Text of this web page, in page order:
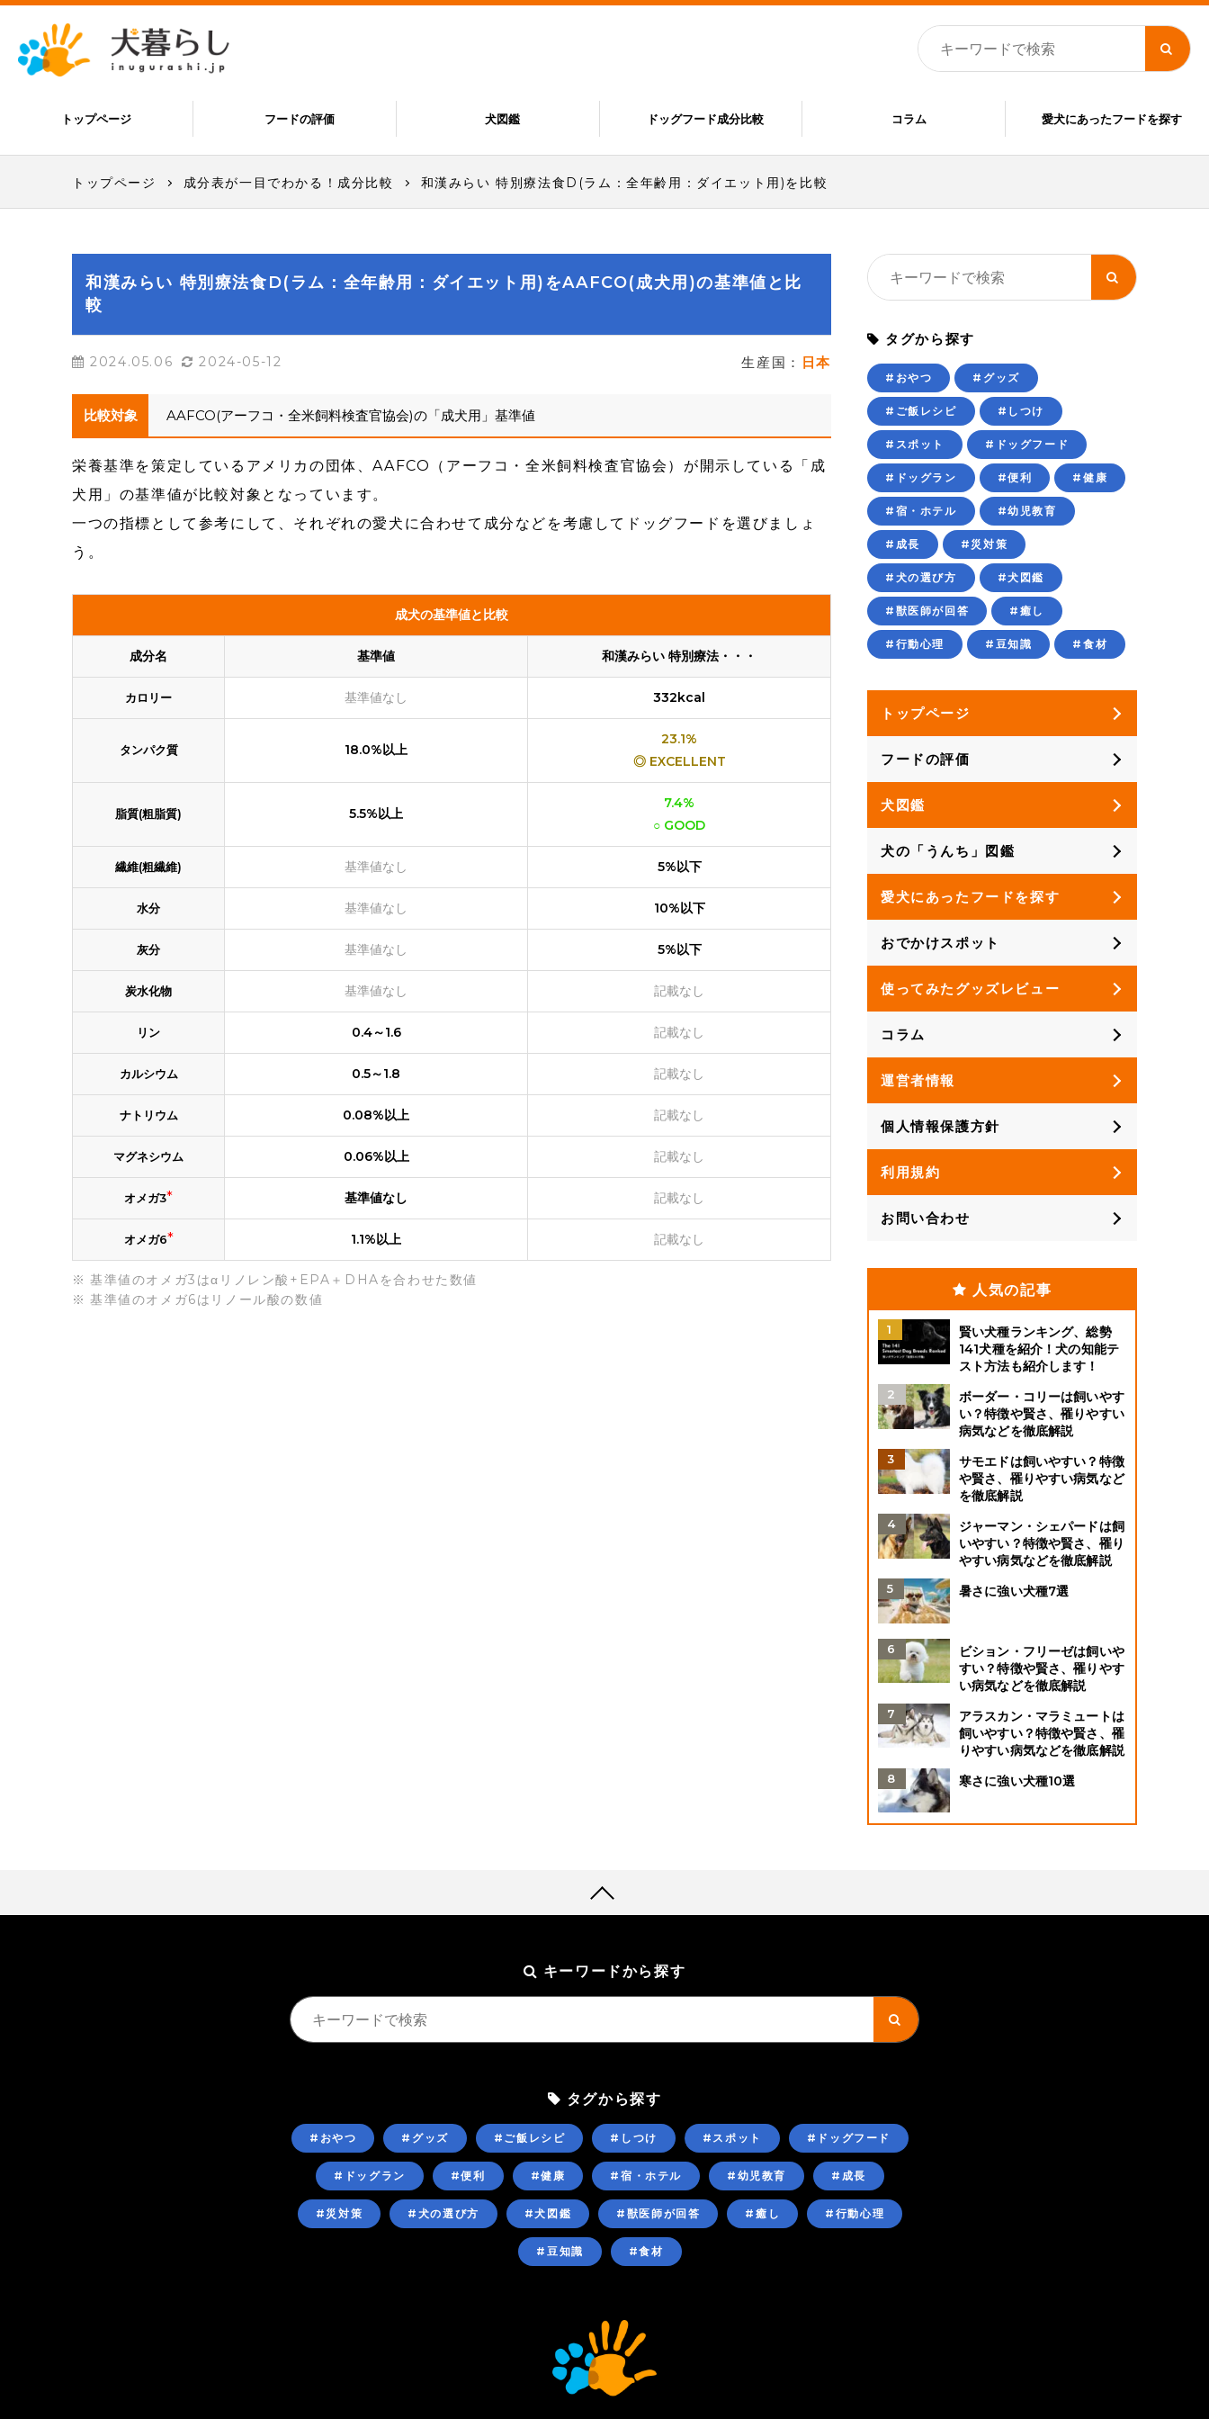
トップページ フードの評価 犬図鑑 ドッグフード成分比較 コラム 愛犬にあったフードを探す
トップページ 成分表が一目でわかる！成分比較 和漢みらい 特別療法食D(ラム：全年齢用：ダイエット用)を比較
和漢みらい 特別療法食D(ラム：全年齢用：ダイエット用)をAAFCO(成犬用)の基準値と比
較
2024.05.06 2024-05-12 生産国： 日本
比較対象 AAFCO(アーフコ・全米飼料検査官協会)の「成犬用」基準値
栄養基準を策定しているアメリカの団体、AAFCO（アーフコ・全米飼料検査官協会）が開示している「成
犬用」の基準値が比較対象となっています。
一つの指標として参考にして、それぞれの愛犬に合わせて成分などを考慮してドッグフードを選びましょ
う。
成犬の基準値と比較
成分名 基準値 和漢みらい 特別療法・・・
カロリー 基準値なし 332kcal
タンパク質 18.0%以上
23.1%
◎ EXCELLENT
脂質(粗脂質) 5.5%以上
7.4%
○ GOOD
繊維(粗繊維) 基準値なし 5%以下
水分 基準値なし 10%以下
灰分 基準値なし 5%以下
炭水化物 基準値なし 記載なし
リン 0.4～1.6 記載なし
カルシウム 0.5～1.8 記載なし
ナトリウム 0.08%以上 記載なし
マグネシウム 0.06%以上 記載なし
オメガ3* 基準値なし 記載なし
オメガ6* 1.1%以上 記載なし
基準値のオメガ3はαリノレン酸+EPA＋DHAを合わせた数値
基準値のオメガ6はリノール酸の数値
タグから探す
#おやつ #グッズ
#ご飯レシピ #しつけ
#スポット #ドッグフード
#ドッグラン #便利 #健康
#宿・ホテル #幼児教育
#成長 #災対策
#犬の選び方 #犬図鑑
#獣医師が回答 #癒し
#行動心理 #豆知識 #食材
トップページ
フードの評価
犬図鑑
犬の「うんち」図鑑
愛犬にあったフードを探す
おでかけスポット
使ってみたグッズレビュー
コラム
運営者情報
個人情報保護方針
利用規約
お問い合わせ
人気の記事
賢い犬種ランキング、総勢
141犬種を紹介！犬の知能テ
スト方法も紹介します！
ボーダー・コリーは飼いやす
い？特徴や賢さ、罹りやすい
病気などを徹底解説
サモエドは飼いやすい？特徴
や賢さ、罹りやすい病気など
を徹底解説
ジャーマン・シェパードは飼
いやすい？特徴や賢さ、罹り
やすい病気などを徹底解説
暑さに強い犬種7選
ビション・フリーゼは飼いや
すい？特徴や賢さ、罹りやす
い病気などを徹底解説
アラスカン・マラミュートは
飼いやすい？特徴や賢さ、罹
りやすい病気などを徹底解説
寒さに強い犬種10選
キーワードから探す
タグから探す
#おやつ #グッズ #ご飯レシピ #しつけ #スポット #ドッグフード
#ドッグラン #便利 #健康 #宿・ホテル #幼児教育 #成長
#災対策 #犬の選び方 #犬図鑑 #獣医師が回答 #癒し #行動心理
#豆知識 #食材